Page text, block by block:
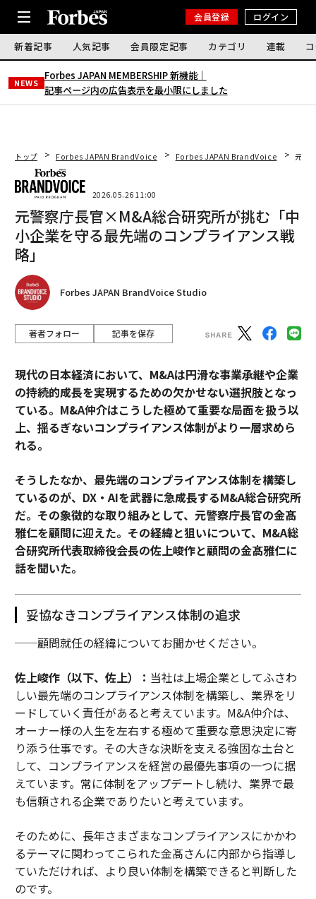
会員登録 ログイン
新着記事 人気記事 会員限定記事 カテゴリ 連載
NEWS
Forbes JAPAN MEMBERSHIP 新機能｜
記事ページ内の広告表示を最小限にしました
トップ Forbes JAPAN BrandVoice Forbes JAPAN BrandVoice 元警
2026.05.26 11:00
元警察庁長官×M&A総合研究所が挑む「中
小企業を守る最先端のコンプライアンス戦
略」
Forbes JAPAN BrandVoice Studio
著者フォロー 記事を保存
現代の日本経済において、M&Aは円滑な事業承継や企業
の持続的成長を実現するための欠かせない選択肢となっ
ている。M&A仲介はこうした極めて重要な局面を扱う以
上、揺るぎないコンプライアンス体制がより一層求めら
れる。
そうしたなか、最先端のコンプライアンス体制を構築し
ているのが、DX・AIを武器に急成長するM&A総合研究所
だ。その象徴的な取り組みとして、元警察庁長官の金髙
雅仁を顧問に迎えた。その経緯と狙いについて、M&A総
合研究所代表取締役会長の佐上峻作と顧問の金髙雅仁に
話を聞いた。
妥協なきコンプライアンス体制の追求
──顧問就任の経緯についてお聞かせください。
佐上峻作（以下、佐上）： 当社は上場企業としてふさわ
しい最先端のコンプライアンス体制を構築し、業界をリ
ードしていく責任があると考えています。M&A仲介は、
オーナー様の人生を左右する極めて重要な意思決定に寄
り添う仕事です。その大きな決断を支える強固な土台と
して、コンプライアンスを経営の最優先事項の一つに据
えています。常に体制をアップデートし続け、業界で最
も信頼される企業でありたいと考えています。
そのために、長年さまざまなコンプライアンスにかかわ
るテーマに関わってこられた金髙さんに内部から指導し
ていただければ、より良い体制を構築できると判断した
のです。